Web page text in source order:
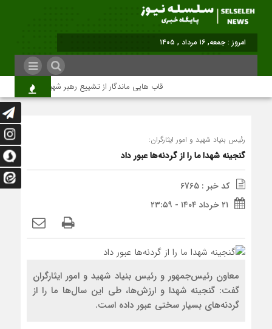
امروز : جمعه, ۱۶ مرداد , ۱۴۰۵
قاب هایی ماندگار از تشییع رهبر شهید در تهران
رئیس بنیاد شهید و امور ایثارگران:
گنجینه شهدا ما را از گردنه‌ها عبور داد
کد خبر : 6765
۲۱ خرداد ۱۴۰۴ - ۲۳:۵۹
معاون رئیس‌جمهور و رئیس بنیاد شهید و امور ایثارگران
گفت: گنجینه شهدا و ارزش‌ها، طی این سال‌ها ما را از
گردنه‌های بسیار سختی عبور داده است.